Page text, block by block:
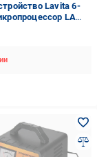
Lavita 6-
LA